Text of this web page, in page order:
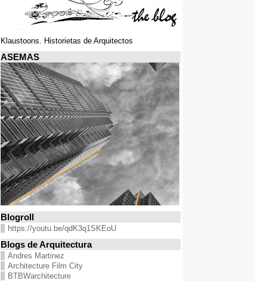
Klaustoons. Historietas de Arquitectos
ASEMAS
Blogroll
https://youtu.be/qdK3q1SKEoU
Blogs de Arquitectura
Andres Martinez
Architecture Film City
BTBWarchitecture